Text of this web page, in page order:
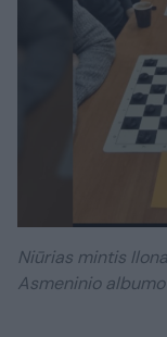
Niūrias mintis
Asmeninio